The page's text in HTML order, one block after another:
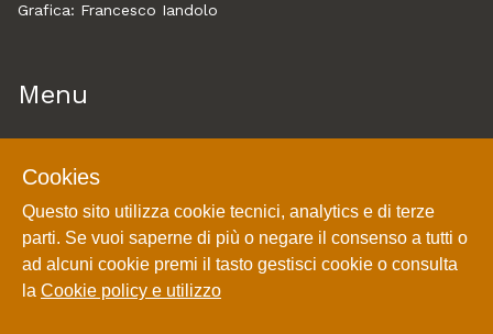
Grafica: Francesco Iandolo
Menu
About
Esplora
Cookie policy e utilizzo
Cookies
Questo sito utilizza cookie tecnici, analytics e di terze
parti. Se vuoi saperne di più o negare il consenso a tutti o
ad alcuni cookie premi il tasto gestisci cookie o consulta
la Cookie policy e utilizzo